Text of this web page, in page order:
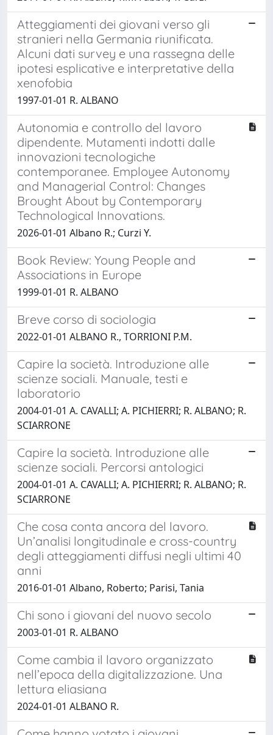
Atteggiamenti dei giovani verso gli
stranieri nella Germania riunificata.
Alcuni dati survey e una rassegna delle
ipotesi esplicative e interpretative della
xenofobia
1997-01-01 R. ALBANO
Autonomia e controllo del lavoro
dipendente. Mutamenti indotti dalle
innovazioni tecnologiche
contemporanee. Employee Autonomy
and Managerial Control: Changes
Brought About by Contemporary
Technological Innovations.
2026-01-01 Albano R.; Curzi Y.
Book Review: Young People and
Associations in Europe
1999-01-01 R. ALBANO
Breve corso di sociologia
2022-01-01 ALBANO R., TORRIONI P.M.
Capire la società. Introduzione alle
scienze sociali. Manuale, testi e
laboratorio
2004-01-01 A. CAVALLI; A. PICHIERRI; R. ALBANO; R.
SCIARRONE
Capire la società. Introduzione alle
scienze sociali. Percorsi antologici
2004-01-01 A. CAVALLI; A. PICHIERRI; R. ALBANO; R.
SCIARRONE
Che cosa conta ancora del lavoro.
Un’analisi longitudinale e cross-country
degli atteggiamenti diffusi negli ultimi 40
anni
2016-01-01 Albano, Roberto; Parisi, Tania
Chi sono i giovani del nuovo secolo
2003-01-01 R. ALBANO
Come cambia il lavoro organizzato
nell’epoca della digitalizzazione. Una
lettura eliasiana
2024-01-01 ALBANO R.